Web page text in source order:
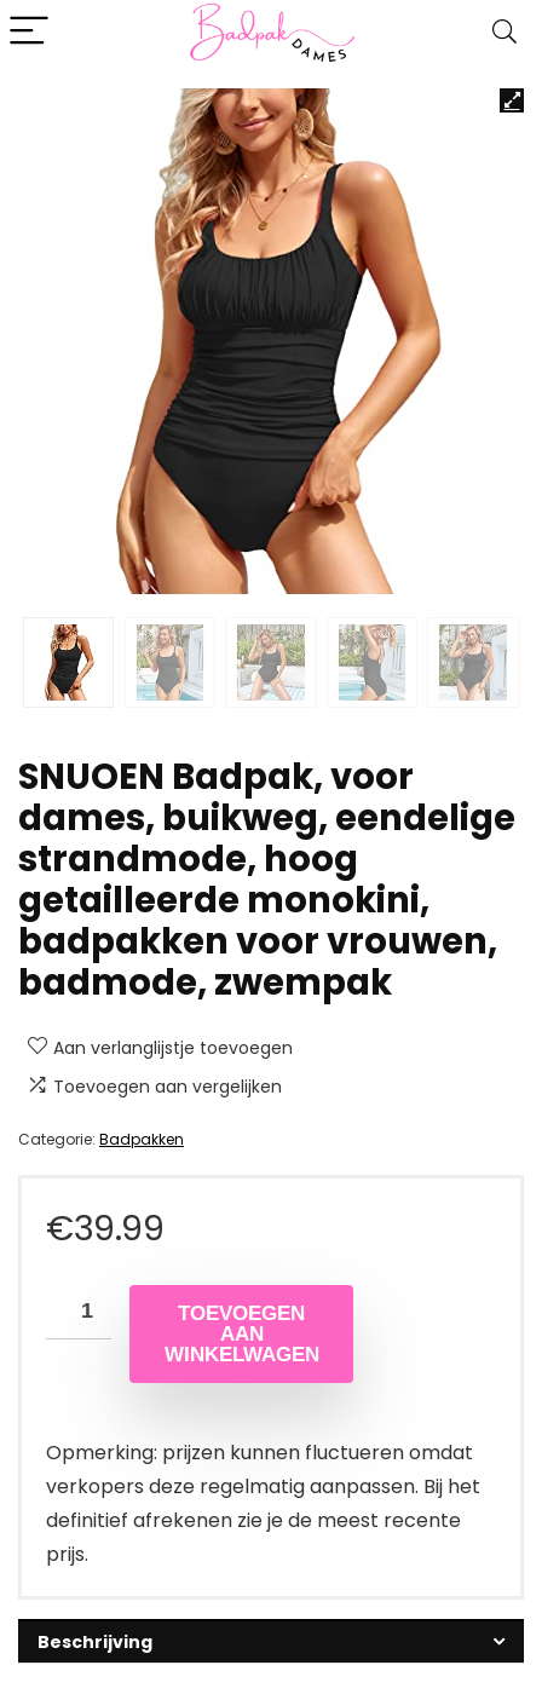
SNUOEN Badpak, voor
dames, buikweg, eendelige
strandmode, hoog
getailleerde monokini,
badpakken voor vrouwen,
badmode, zwempak
Aan verlanglijstje toevoegen
Toevoegen aan vergelijken
Categorie: Badpakken
€39.99
TOEVOEGEN
AAN
WINKELWAGEN
Opmerking: prijzen kunnen fluctueren omdat
verkopers deze regelmatig aanpassen. Bij het
definitief afrekenen zie je de meest recente
prijs.
Beschrijving